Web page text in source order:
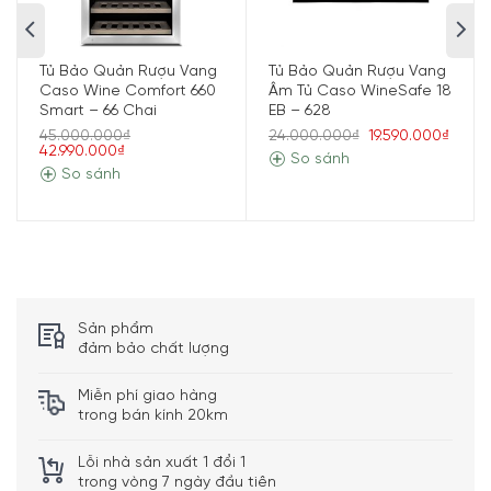
Phương pháp nén, với hệ thống điều chỉnh nhiệt độ riêng
rượu vang của bạn luôn trong trạng thái tốt nhất.
Nhờ máy nén rung thấp, giảm xóc đặc biệt và chân
rung thấp, quá trình lưu trữ rượu mang lại cho rượu vang
của bạn sự ổn định, không làm rung lắc trong quá trình
Tủ Bảo Quản Rượu Vang
Caso Wine Comfort 660
Smart – 66 Chai
45.000.000₫
42.990.000₫
So sánh
Tủ Bảo Quản Rượu Vang
Âm Tủ Caso WineSafe 18
EB – 628
24.000.000₫ 19.590.000₫
So sánh
Sản phẩm
đảm bảo chất lượng
Miễn phí giao hàng
trong bán kính 20km
Lỗi nhà sản xuất 1 đổi 1
trong vòng 7 ngày đầu tiên